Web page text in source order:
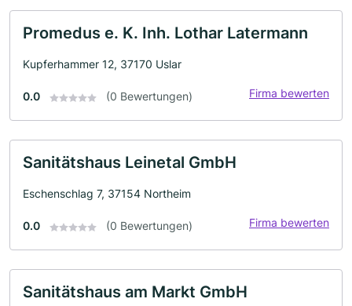
Promedus e. K. Inh. Lothar Latermann
Kupferhammer 12, 37170 Uslar
0.0 (0 Bewertungen) Firma bewerten
Sanitätshaus Leinetal GmbH
Eschenschlag 7, 37154 Northeim
0.0 (0 Bewertungen) Firma bewerten
Sanitätshaus am Markt GmbH